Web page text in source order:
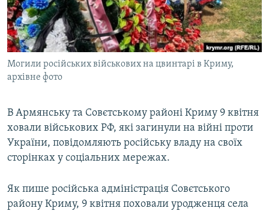
СВІДЧЕННЯ ОКУПАЦІЇ
УКРАЇНСЬКА ПРОБЛЕМА КРИМУ
ІНФОГРАФІКА
Qırımtatar
ДОЛУЧАЙСЯ!
Могили російських військових на цвинтарі в Криму,
архівне фото
В Армянську та Совєтському районі Криму 9 квітня
ховали військових РФ, які загинули на війні проти
України, повідомляють російську владу на своїх
сторінках у соціальних мережах.
Як пише російська адміністрація Совєтського
району Криму, 9 квітня поховали уродженця села